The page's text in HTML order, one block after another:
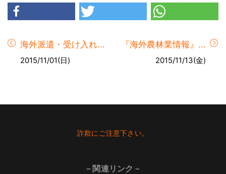
海外派遣・受け入れ...
2015/11/01(日)
『海外農林業情報』...
2015/11/13(金)
詐欺にご注意下さい。
－関連リンク－